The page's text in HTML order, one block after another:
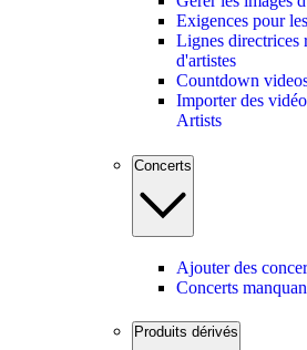
Exigences pour
Lignes directrices
d'artistes
Countdown
Importer des
Artists
Concerts
Ajouter des
Concerts
Produits dérivés